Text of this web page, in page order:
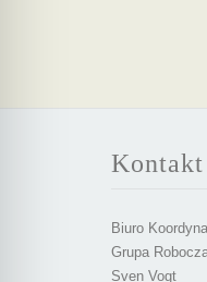
Kontakt
Biuro
Grupa
Sven Vogt